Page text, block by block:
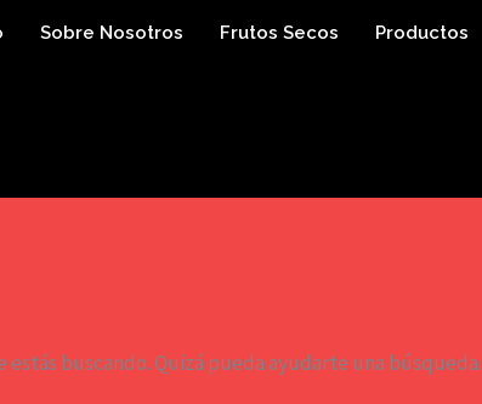
Sobre Nosotros Frutos Secos Productos
buscando. Quizá pueda ayudarte una búsqueda.